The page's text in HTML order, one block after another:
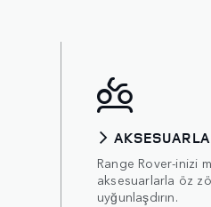
Range Rover-inizi
aksesuarlarla öz
uyğunlaşdırın.